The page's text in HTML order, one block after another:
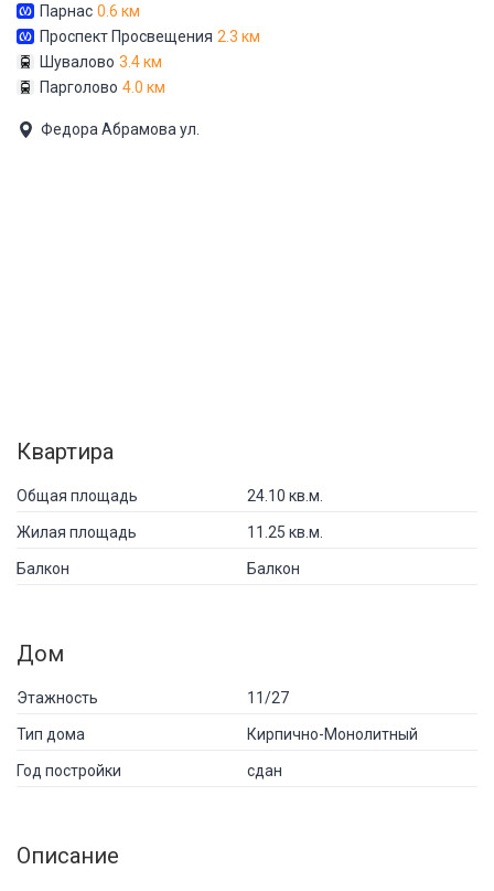
Парнас 0.6 км
Проспект Просвещения 2.3 км
Шувалово 3.4 км
Парголово 4.0 км
Федора Абрамова ул.
Квартира
Общая площадь 24.10 кв.м.
Жилая площадь 11.25 кв.м.
Балкон Балкон
Дом
Этажность 11/27
Тип дома Кирпично-Монолитный
Год постройки сдан
Описание